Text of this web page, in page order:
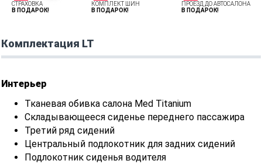
СТРАХОВКА
В ПОДАРОК!
КОМПЛЕКТ ШИН
В ПОДАРОК!
ПРОЕЗД ДО АВТОСАЛОНА
В ПОДАРОК!
Комплектация LT
Интерьер
Тканевая обивка салона Med Titanium
Складывающееся сиденье переднего пассажира
Третий ряд сидений
Центральный подлокотник для задних сидений
Подлокотник сиденья водителя